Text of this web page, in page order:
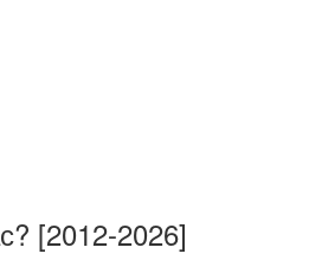
у нас? [2012-2026]